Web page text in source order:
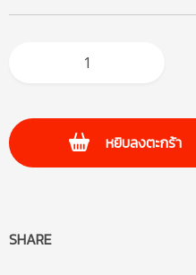
หยิบลงตะกร้า
SHARE